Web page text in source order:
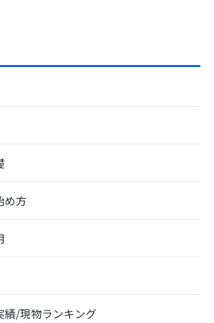
め方
績/現物ランキング